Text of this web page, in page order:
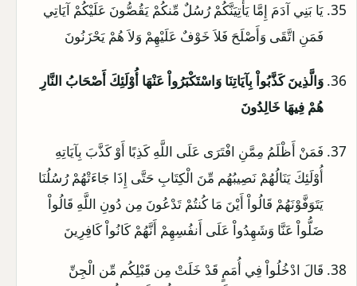
يَا بَنِي آدَمَ إِمَّا يَأْتِيَنَّكُمْ رُسُلٌ مِّنكُمْ يَقُصُّونَ عَلَيْكُمْ آيَاتِي
فَمَنِ اتَّقَى وَأَصْلَحَ فَلاَ خَوْفٌ عَلَيْهِمْ وَلاَ هُمْ يَحْزَنُونَ
وَالَّذِينَ كَذَّبُواْ بِآيَاتِنَا وَاسْتَكْبَرُواْ عَنْهَا أُوْلَئِكَ أَصْحَابُ النَّارِ
هُمْ فِيهَا خَالِدُونَ
فَمَنْ أَظْلَمُ مِمَّنِ افْتَرَى عَلَى اللَّهِ كَذِبًا أَوْ كَذَّبَ بِآيَاتِهِ
أُوْلَئِكَ يَنَالُهُمْ نَصِيبُهُم مِّنَ الْكِتَابِ حَتَّى إِذَا جَاءَتْهُمْ رُسُلُنَا
يَتَوَفَّوْنَهُمْ قَالُواْ أَيْنَ مَا كُنتُمْ تَدْعُونَ مِن دُونِ اللَّهِ قَالُواْ
ضَلُّواْ عَنَّا وَشَهِدُواْ عَلَى أَنفُسِهِمْ أَنَّهُمْ كَانُواْ كَافِرِينَ
قَالَ ادْخُلُواْ فِي أُمَمٍ قَدْ خَلَتْ مِن قَبْلِكُم مِّن الْجِنِّ